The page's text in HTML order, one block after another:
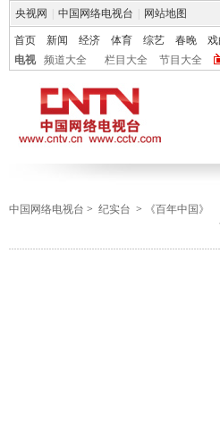
央视网 中国网络电视台 网站地图
首页 新闻 经济 体育 综艺 春晚 戏
电视
频道大全 栏目大全 节目大全
中国网络电视台 > 纪实台 > 《百年中国》